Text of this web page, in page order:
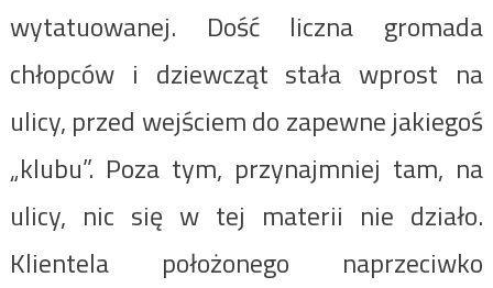
wytatuowanej. Dość liczna gromada
chłopców i dziewcząt stała wprost na
ulicy, przed wejściem do zapewne jakiegoś
„klubu”. Poza tym, przynajmniej tam, na
ulicy, nic się w tej materii nie działo.
Klientela położonego naprzeciwko